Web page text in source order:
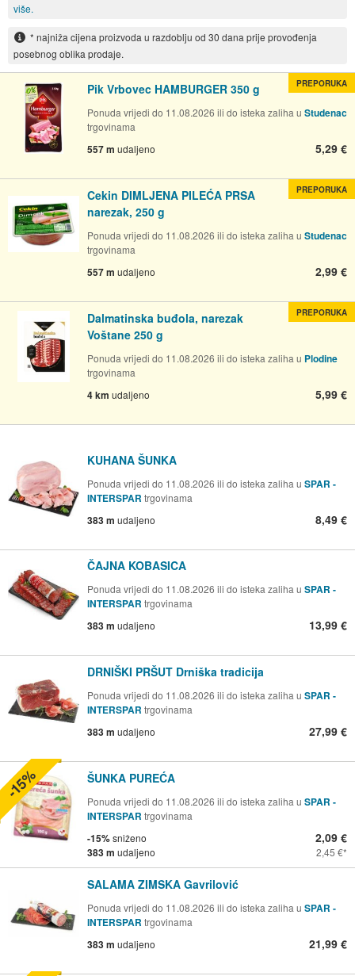
više.
* najniža cijena proizvoda u razdoblju od 30 dana prije provođenja
posebnog oblika prodaje.
Pik Vrbovec HAMBURGER 350 g
Ponuda vrijedi do 11.08.2026 ili do isteka zaliha u Studenac
trgovinama
557 m udaljeno 5,29 €
PREPORUKA
Cekin DIMLJENA PILEĆA PRSA
narezak, 250 g
Ponuda vrijedi do 11.08.2026 ili do isteka zaliha u Studenac
trgovinama
557 m udaljeno 2,99 €
PREPORUKA
Dalmatinska buđola, narezak
Voštane 250 g
Ponuda vrijedi do 11.08.2026 ili do isteka zaliha u Plodine
trgovinama
4 km udaljeno 5,99 €
PREPORUKA
KUHANA ŠUNKA
Ponuda vrijedi do 11.08.2026 ili do isteka zaliha u SPAR -
INTERSPAR trgovinama
383 m udaljeno 8,49 €
ČAJNA KOBASICA
Ponuda vrijedi do 11.08.2026 ili do isteka zaliha u SPAR -
INTERSPAR trgovinama
383 m udaljeno 13,99 €
DRNIŠKI PRŠUT Drniška tradicija
Ponuda vrijedi do 11.08.2026 ili do isteka zaliha u SPAR -
INTERSPAR trgovinama
383 m udaljeno 27,99 €
ŠUNKA PUREĆA
Ponuda vrijedi do 11.08.2026 ili do isteka zaliha u SPAR -
INTERSPAR trgovinama
-15%sniženo
383 m udaljeno
2,09 €
2,45 €
-15%
SALAMA ZIMSKA Gavrilović
Ponuda vrijedi do 11.08.2026 ili do isteka zaliha u SPAR -
INTERSPAR trgovinama
383 m udaljeno 21,99 €